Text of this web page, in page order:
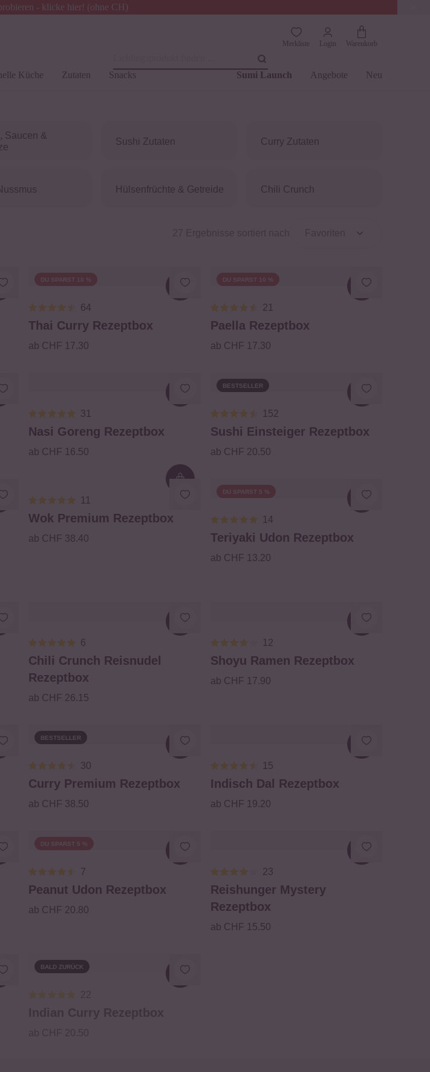
- klicke hier! (ohne CH)
Alle Zölle & Steuern
Merkliste Login Warenkorb
Küche Zutaten Snacks Sumi Launch Angebote Neu
Saucen &
Sushi Zutaten Curry Zutaten
Hülsenfrüchte & Getreide Chili Crunch
DU SPARST 10 %
64
Thai Curry Rezeptbox
ab CHF 17.30
DU SPARST 10 %
21
Paella Rezeptbox
ab CHF 17.30
31
Nasi Goreng Rezeptbox
ab CHF 16.50
BESTSELLER
152
Sushi Einsteiger Rezeptbox
ab CHF 20.50
Loading...
Loading...
11
Wok Premium Rezeptbox
ab CHF 38.40
DU SPARST 5 %
14
Teriyaki Udon Rezeptbox
ab CHF 13.20
6
Chili Crunch Reisnudel
Rezeptbox
ab CHF 26.15
12
Shoyu Ramen Rezeptbox
ab CHF 17.90
BESTSELLER
30
Curry Premium Rezeptbox
ab CHF 38.50
15
Indisch Dal Rezeptbox
ab CHF 19.20
DU SPARST 5 %
7
Peanut Udon Rezeptbox
ab CHF 20.80
23
Reishunger Mystery
Rezeptbox
ab CHF 15.50
BALD ZURÜCK